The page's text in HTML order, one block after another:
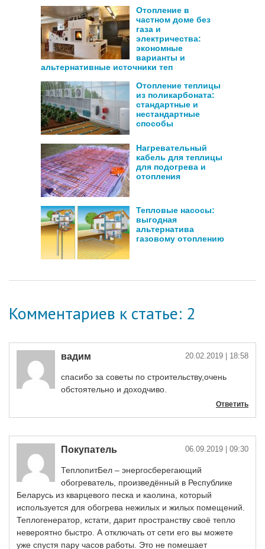
Отопление в
частном доме без
газа и
электричества:
экономные
варианты и
альтернативные источники теп
Отопление теплицы
из поликарбоната:
стандартные и
нестандартные
способы
Нагревательный
кабель для теплицы
для подогрева и
отопления
Тепловые насосы:
выгодная
альтернатива
газовому отоплению
Комментариев к статье: 2
вадим 20.02.2019 | 18:58
спасибо за советы по строительству,очень
обстоятельно и доходчиво.
Ответить
Покупатель 06.09.2019 | 09:30
ТеплопитБел – энергосберегающий
обогреватель, произведённый в Республике
Беларусь из кварцевого песка и каолина, который
используется для обогрева нежилых и жилых помещений.
Теплогенератор, кстати, дарит пространству своё тепло
невероятно быстро. А отключать от сети его вы можете
уже спустя пару часов работы. Это не помешает